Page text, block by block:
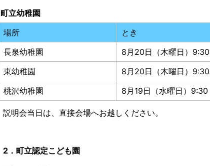
町立幼稚園
場所
とき
長泉幼稚園
8月20日（木曜日）9:30
東幼稚園
8月20日（木曜日）9:30
桃沢幼稚園
8月19日（水曜日）9:30
説明会当日は、直接会場へお越しください。
2．町立認定こども園